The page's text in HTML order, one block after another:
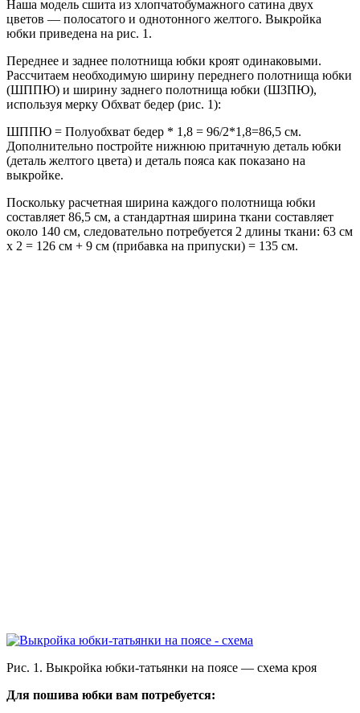
Наша модель сшита из хлопчатобумажного сатина двух
цветов — полосатого и однотонного желтого. Выкройка
юбки приведена на рис. 1.
Переднее и заднее полотнища юбки кроят одинаковыми.
Рассчитаем необходимую ширину переднего полотнища юбки
(ШППЮ) и ширину заднего полотнища юбки (ШЗПЮ),
используя мерку Обхват бедер (рис. 1):
ШППЮ = Полуобхват бедер * 1,8 = 96/2*1,8=86,5 см.
Дополнительно постройте нижнюю притачную деталь юбки
(деталь желтого цвета) и деталь пояса как показано на
выкройке.
Поскольку расчетная ширина каждого полотнища юбки
составляет 86,5 см, а стандартная ширина ткани составляет
около 140 см, следовательно потребуется 2 длины ткани: 63 см
х 2 = 126 см + 9 см (прибавка на припуски) = 135 см.
Рис. 1. Выкройка юбки-татьянки на поясе — схема кроя
Для пошива юбки вам потребуется: